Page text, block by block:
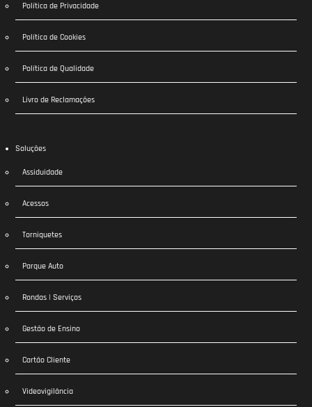
Política de Privacidade
Política de Cookies
Política de Qualidade
Livro de Reclamações
Soluções
Assiduidade
Acessos
Torniquetes
Parque Auto
Rondas | Serviços
Gestão de Ensino
Cartão Cliente
Videovigilância